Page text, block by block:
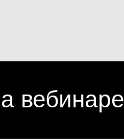
вебинаре